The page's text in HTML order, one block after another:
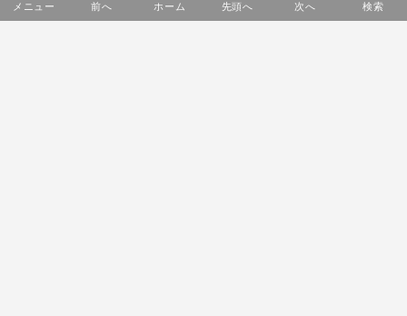
メニュー 検索
前へ ホーム 先頭へ 次へ